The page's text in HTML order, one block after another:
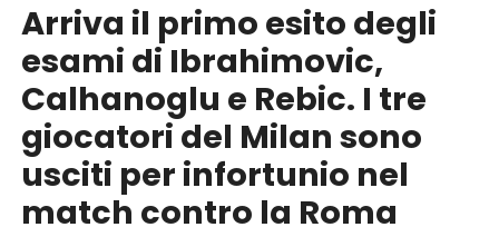
Arriva il primo esito degli
esami di Ibrahimovic,
Calhanoglu e Rebic. I tre
giocatori del Milan sono
usciti per infortunio nel
match contro la Roma